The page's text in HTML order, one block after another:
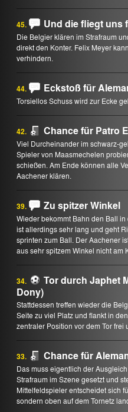
45. Und die fliegt uns
Die Belgier klären im Strafraum
direkt den Konter. Felix Meyer
verhindern.
44. Eckstoß für
Torsiellos Schuss wird zur Ecke
42. Chance für Patro
Viel Durcheinander im schwarz-
Spieler von Maasmechelen
schießen. Am Ende können alle
Aachener klären.
39. Zu spitzer Winkel
Wieder bekommt Bahn den Ball
ist allerdings sehr lang und geht
sprinten zum Ball. Der Aachener
aus sehr spitzem Winkel nicht am
34.
Tor durch Japhet
Dony)
Stattdessen treffen wieder die
Seite zu viel Platz und flankt in
zentraler Position vor dem Tor frei
33. Chance für
Das muss eigentlich der
Strafraum im Szene gesetzt und
Mittelfeldspieler entscheidet sich
sondern oben auf dem Tornetz